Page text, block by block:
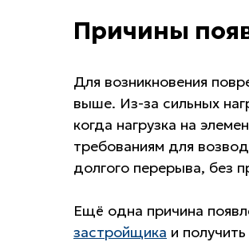
Причины
Для возникновения
выше. Из-за сильных
когда нагрузка на
требованиям для
долгого перерыва, без
Ещё одна причина
застройщика и